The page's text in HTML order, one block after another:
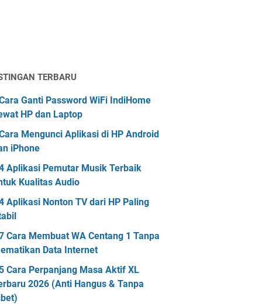
TERBARU
Ganti Password WiFi IndiHome
HP dan Laptop
Mengunci Aplikasi di HP Android
iPhone
Aplikasi Pemutar Musik Terbaik
Kualitas Audio
Aplikasi Nonton TV dari HP Paling
Cara Membuat WA Centang 1 Tanpa
Data Internet
Cara Perpanjang Masa Aktif XL
2026 (Anti Hangus & Tanpa